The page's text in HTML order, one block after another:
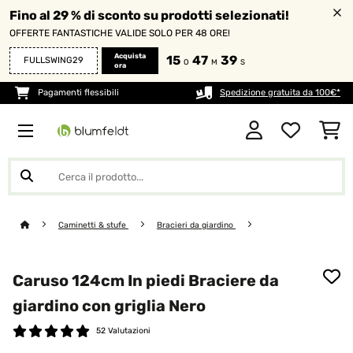
Fino al 29 % di sconto su prodotti selezionati!
OFFERTE FANTASTICHE VALIDE SOLO PER 48 ORE!
FULLSWING29
Acquista
ora
15 O 47 M 37 S
Pagamenti flessibili Spedizione gratuita da 100€*
Caminetti & stufe Bracieri da giardino
Caruso 124cm In piedi Braciere da
giardino con griglia Nero
52 Valutazioni